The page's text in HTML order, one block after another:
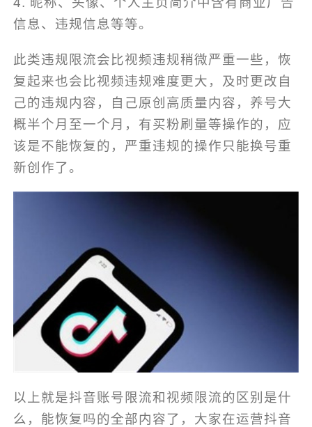
信息、违规信息等等。
此类违规限流会比视频违规稍微严重一些，恢
复起来也会比视频违规难度更大，及时更改自
己的违规内容，自己原创高质量内容，养号大
概半个月至一个月，有买粉刷量等操作的，应
该是不能恢复的，严重违规的操作只能换号重
新创作了。
以上就是抖音账号限流和视频限流的区别是什
么，能恢复吗的全部内容了，大家在运营抖音